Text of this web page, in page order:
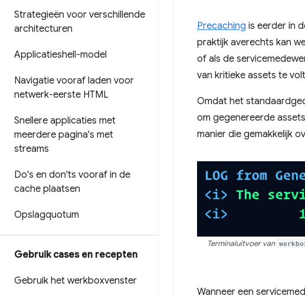
Strategieën voor verschillende
architecturen
Applicatieshell-model
Navigatie vooraf laden voor
netwerk-eerste HTML
Snellere applicaties met
meerdere pagina's met
streams
Do's en don'ts vooraf in de
cache plaatsen
Opslagquotum
Gebruik cases en recepten
Gebruik het werkboxvenster
Precaching is eerder in
praktijk averechts kan
of als de
van kritieke assets te
Omdat het
om gegenereerde
manier die gemakkelijk
Terminaluitvoer van
Wanneer een